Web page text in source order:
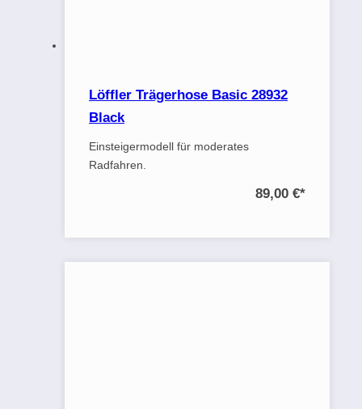
Löffler Trägerhose Basic 28932
Black
Einsteigermodell für moderates
Radfahren.
89,00 €*